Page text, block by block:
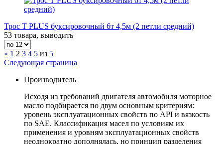
Трос T PLUS буксировочный 6т 4,5м (2 петли средний)
53 товара, выводить
« 1 2 3 4 5 из 5
Следующая страница
Производитель
Исходя из требований двигателя автомобиля моторное
масло подбирается по двум основным критериям:
уровень эксплуатационных свойств по API и вязкость
по SAE. Классификация масел по условиям их
применения и уровням эксплуатационных свойств
неоднократно дополнялась, но принцип разделения